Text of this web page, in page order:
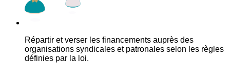
Répartir et verser les financements auprès des
organisations syndicales et patronales selon les règles
définies par la loi.